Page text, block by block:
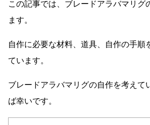
この記事では、ブレードアラバマリグ
ます。
自作に必要な材料、道具、自作の手順
ています。
ブレードアラバマリグの自作を考えて
ば幸いです。